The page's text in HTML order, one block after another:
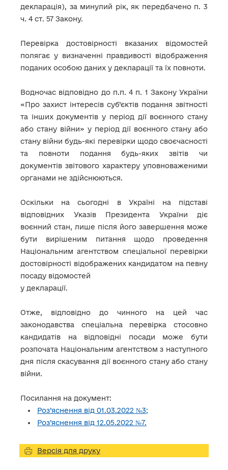
декларація), за минулий рік, як передбачено п. 3
ч. 4 ст. 57 Закону.
Перевірка достовірності вказаних відомостей
полягає у визначенні правдивості відображення
поданих особою даних у декларації та їх повноти.
Водночас відповідно до п.п. 4 п. 1 Закону України
«Про захист інтересів суб’єктів подання звітності
та інших документів у період дії воєнного стану
або стану війни» у період дії воєнного стану або
стану війни будь-які перевірки щодо своєчасності
та повноти подання будь-яких звітів чи
документів звітового характеру уповноваженими
органами не здійснюються.
Оскільки на сьогодні в Україні на підставі
відповідних Указів Президента України діє
воєнний стан, лише після його завершення може
бути вирішеним питання щодо проведення
Національним агентством спеціальної перевірки
достовірності відображених кандидатом на певну
посаду відомостей
у декларації.
Отже, відповідно до чинного на цей час
законодавства спеціальна перевірка стосовно
кандидатів на відповідні посади може бути
розпочата Національним агентством з наступного
дня після скасування дії воєнного стану або стану
війни.
Посилання на документ:
Роз’яснення від 01.03.2022 №3;
Роз’яснення від 12.05.2022 №7.
Версія для друку